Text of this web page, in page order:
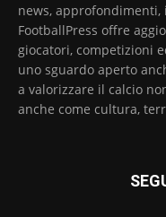
news,
FootballPress offre
giocatori, competizioni
uno sguardo aperto
a valorizzare il calcio
anche come cultura,